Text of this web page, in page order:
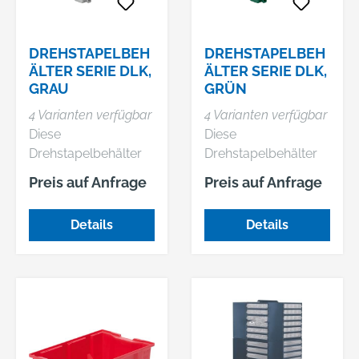
entsprechen farblich
entsprechen farblich
DREHSTAPELBEH
ÄLTER SERIE DLK,
GRAU
4 Varianten verfügbar
Diese
Drehstapelbehälter
sind aufeinander und
nach 180°-Drehung
ineinander stapelbar.
• Lebensmittelecht •
Verpackungseinheite
Preis auf Anfrage
Details
DREHSTAPELBEH
ÄLTER SERIE DLK,
GRÜN
4 Varianten verfügbar
Diese
Drehstapelbehälter
sind aufeinander und
nach 180°-Drehung
ineinander stapelbar.
• Lebensmittelecht •
glattem Boden
Abgabe als
Verpackungseinheite
Preis auf Anfrage
Details